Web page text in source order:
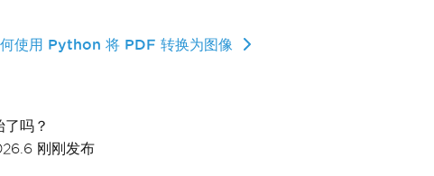
使用 Python 将 PDF 转换为图像
了吗？
刚刚发布